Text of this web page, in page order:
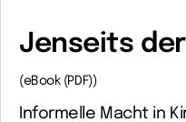
Jenseits
(eBook (PDF))
Informelle Macht in